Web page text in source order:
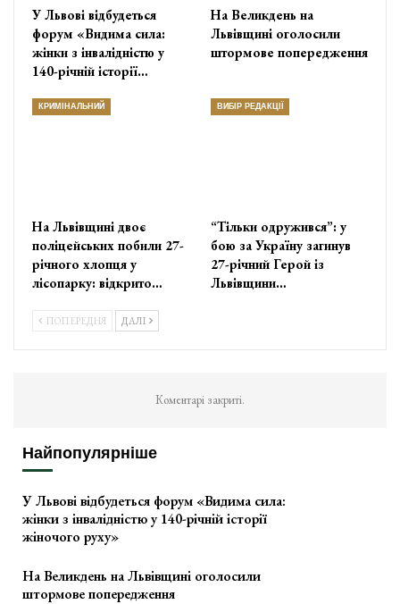
У Львові відбудеться
форум «Видима сила:
жінки з інвалідністю у
140-річній історії…
На Великдень на
Львівщині оголосили
штормове попередження
КРИМІНАЛЬНИЙ
На Львівщині двоє
поліцейських побили 27-
річного хлопця у
лісопарку: відкрито…
ВИБІР РЕДАКЦІЇ
“Тільки одружився”: у
бою за Україну загинув
27-річний Герой із
Львівщини…
ПОПЕРЕДНЯ ДАЛІ
Коментарі закриті.
Найпопулярніше
У Львові відбудеться форум «Видима сила:
жінки з інвалідністю у 140-річній історії
жіночого руху»
На Великдень на Львівщині оголосили
штормове попередження